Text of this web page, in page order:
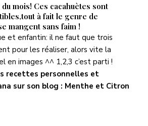
mois! Ces cacahuètes sont
à fait le genre de
mangent sans faim !
et enfantin: il ne faut que trois
pour les réaliser, alors vite la
images ^^ 1,2,3 c’est parti !
recettes personnelles et
sur son blog : Menthe et Citron